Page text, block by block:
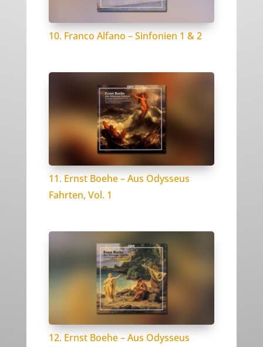
10. Franco Alfano – Sinfonien 1 & 2
11. Ernst Boehe – Aus Odysseus
Fahrten, Vol. 1
12. Ernst Boehe – Aus Odysseus